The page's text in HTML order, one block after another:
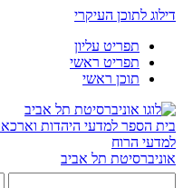
דילוג לתוכן העיקרי
תפריט עליון
תפריט ראשי
תוכן ראשי
בית הספר למדעי היהדות
למדעי הרוח
אוניברסיטת תל אביב